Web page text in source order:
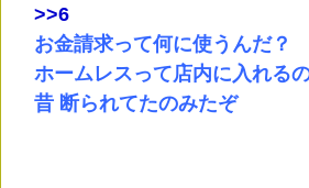
>>6
お金請求って何に使うんだ？
ホームレスって店内に入れる
昔 断られてたのみたぞ